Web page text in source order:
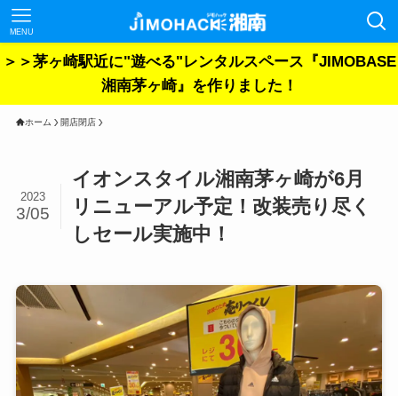
MENU
＞＞茅ヶ崎駅近に"遊べる"レンタルスペース『JIMOBASE
湘南茅ヶ崎』を作りました！
ホーム 開店閉店
イオンスタイル湘南茅ヶ崎が6月
リニューアル予定！改装売り尽く
しセール実施中！
2023
3/05